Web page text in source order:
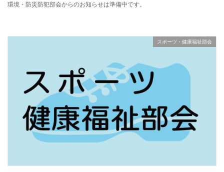
環境・防災防犯部会からのお知らせは準備中です。
スポーツ・健康福祉部会